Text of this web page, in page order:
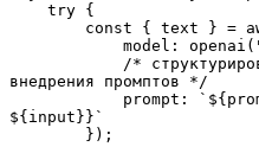
    try {
const { text
model:
внедрения промптов */
${input}}`
        });